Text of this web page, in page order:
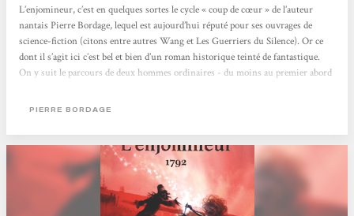
L’enjomineur, c’est en quelques sortes le cycle « coup de cœur » de l’auteur
nantais Pierre Bordage, lequel est aujourd’hui réputé pour ses ouvrages de
science-fiction (citons entre autres Wang et Les Guerriers du Silence). Or ce
dont il s’agit ici c’est bel et bien d’un roman historique teinté de fantastique.
On y suit le parcours de deux hommes ordinaires - du moins au premier abord
française. Roman historique déjà car, à suivre le parcours de ces deux
PIERRE BORDAGE